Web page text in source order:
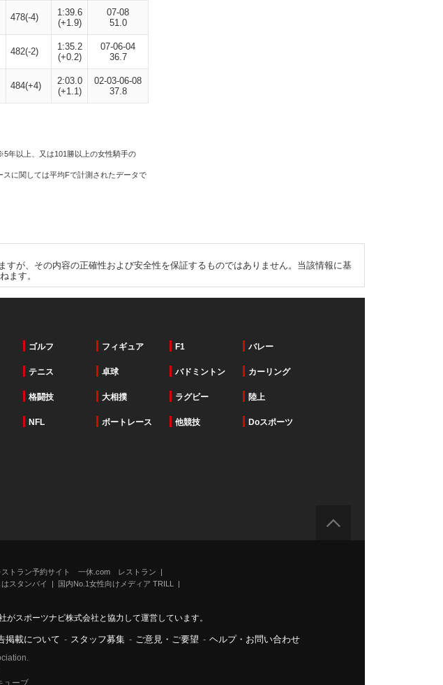
478(-4)
1:39.6
(+1.9)
07-08
51.0
482(-2)
1:35.2
(+0.2)
07-06-04
36.7
484(+4)
2:03.0
(+1.1)
02-03-06-08
37.8
年以上、又は101勝以上の女性騎手の
に関しては平均Fで計測されたデータで
が、その内容の正確性および安全性を保証するものではありません。当該情報に基
ます。
ゴルフ フィギュア F1 バレー
テニス 卓球 バドミントン カーリング
格闘技 大相撲 ラグビー 陸上
NFL ボートレース 他競技 Doスポーツ
ストラン予約サイト 一休.com レストラン
スタンバイ
国内No.1女性向けメディア TRILL
スポーツナビ株式会社と協力して運営しています。
掲載について - スタッフ募集 - ご意見・ご要望 - ヘルプ・お問い合わせ
ューブ